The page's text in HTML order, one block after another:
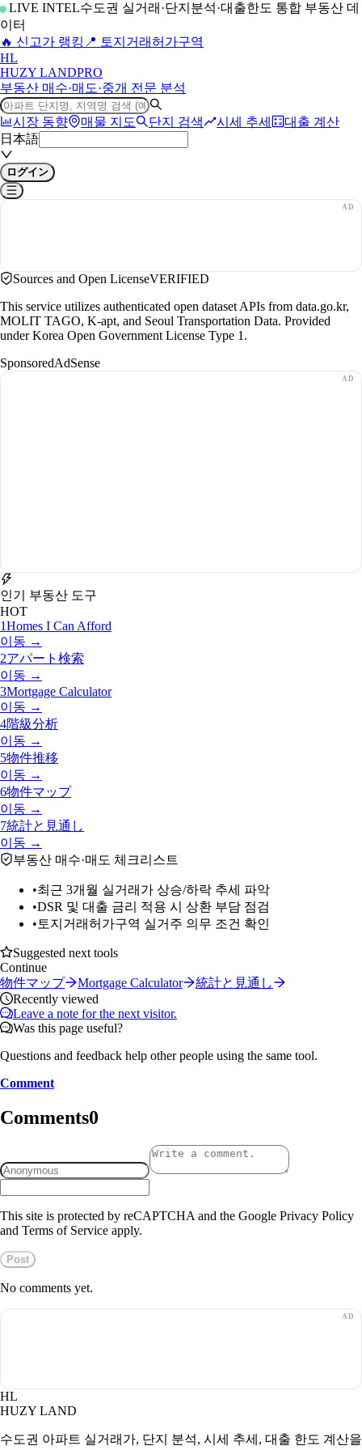
LIVE INTEL수도권 실거래·단지분석·대출한도 통합 부동산 데
이터
🔥 신고가 랭킹 📍 토지거래허가구역
HL
HUZY LANDPRO
부동산 매수·매도·중개 전문 분석
시장 동향 매물 지도 단지 검색 시세 추세
대출 계산
日本語
ログイン
Sources and Open LicenseVERIFIED
This service utilizes authenticated open dataset APIs from data.go.kr,
MOLIT TAGO, K-apt, and Seoul Transportation Data. Provided
under Korea Open Government License Type 1.
SponsoredAdSense
인기 부동산 도구
HOT
1Homes I Can Afford
이동 →
2アパート検索
이동 →
3Mortgage Calculator
이동 →
4階級分析
이동 →
5物件推移
이동 →
6物件マップ
이동 →
7統計と見通し
이동 →
부동산 매수·매도 체크리스트
•최근 3개월 실거래가 상승/하락 추세 파악
•DSR 및 대출 금리 적용 시 상환 부담 점검
• 토지거래허가구역 실거주 의무 조건 확인
Suggested next tools
Continue
物件マップ
Mortgage Calculator
統計と見通し
Recently viewed
Leave a note for the next visitor.
Was this page useful?
Questions and feedback help other people using the same tool.
Comment
Comments0
This site is protected by reCAPTCHA and the Google Privacy Policy
and Terms of Service apply.
Post
No comments yet.
HL
HUZY LAND
수도권 아파트 실거래가, 단지 분석, 시세 추세, 대출 한도 계산을